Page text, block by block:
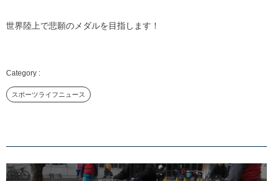
世界陸上で悲願のメダルを目指します！
スポーツライフニュース